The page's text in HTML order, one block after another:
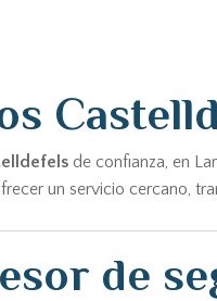
de confianza, en
un servicio cercano,
de